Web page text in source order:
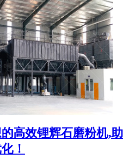
高效锂辉石磨粉机,助
！